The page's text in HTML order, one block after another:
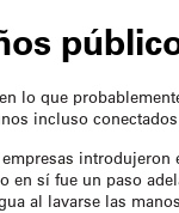
lo que
incluso
sí fue un paso
al lavarse las